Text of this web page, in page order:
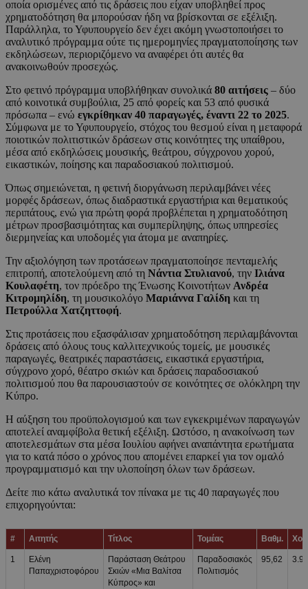
οποία ορισμένες από τις δράσεις που είχαν υποβληθεί προς
χρηματοδότηση θα μπορούσαν ήδη να βρίσκονται σε εξέλιξη.
Παράλληλα, το Υφυπουργείο δεν έχει ακόμη γνωστοποιήσει το
αναλυτικό πρόγραμμα ούτε τις ημερομηνίες πραγματοποίησης των
εκδηλώσεων, περιοριζόμενο να αναφέρει ότι αυτές θα
ανακοινωθούν προσεχώς.
Στο φετινό πρόγραμμα υποβλήθηκαν συνολικά 80 αιτήσεις – δύο
από κοινοτικά συμβούλια, 25 από φορείς και 53 από φυσικά
πρόσωπα – ενώ εγκρίθηκαν 40 παραγωγές, έναντι 22 το 2025.
Σύμφωνα με το Υφυπουργείο, στόχος του θεσμού είναι η μεταφορά
ποιοτικών πολιτιστικών δράσεων στις κοινότητες της υπαίθρου,
μέσα από εκδηλώσεις μουσικής, θεάτρου, σύγχρονου χορού,
εικαστικών, ποίησης και παραδοσιακού πολιτισμού.
Όπως σημειώνεται, η φετινή διοργάνωση περιλαμβάνει νέες
μορφές δράσεων, όπως διαδραστικά εργαστήρια και θεματικούς
περιπάτους, ενώ για πρώτη φορά προβλέπεται η χρηματοδότηση
μέτρων προσβασιμότητας και συμπερίληψης, όπως υπηρεσίες
διερμηνείας και υποδομές για άτομα με αναπηρίες.
Την αξιολόγηση των προτάσεων πραγματοποίησε πενταμελής
επιτροπή, αποτελούμενη από τη Νάντια Στυλιανού, την Ιλιάνα
Κουλαφέτη, τον πρόεδρο της Ένωσης Κοινοτήτων Ανδρέα
Κιτρομηλίδη, τη μουσικολόγο Μαριάννα Γαλίδη και τη
Πετρούλλα Χατζηττοφή.
Στις προτάσεις που εξασφάλισαν χρηματοδότηση περιλαμβάνονται
δράσεις από όλους τους καλλιτεχνικούς τομείς, με μουσικές
παραγωγές, θεατρικές παραστάσεις, εικαστικά εργαστήρια,
σύγχρονο χορό, θέατρο σκιών και δράσεις παραδοσιακού
πολιτισμού που θα παρουσιαστούν σε κοινότητες σε ολόκληρη την
Κύπρο.
Η αύξηση του προϋπολογισμού και των εγκεκριμένων παραγωγών
αποτελεί αναμφίβολα θετική εξέλιξη. Ωστόσο, η ανακοίνωση των
αποτελεσμάτων στα μέσα Ιουλίου αφήνει αναπάντητα ερωτήματα
για το κατά πόσο ο χρόνος που απομένει επαρκεί για τον ομαλό
προγραμματισμό και την υλοποίηση όλων των δράσεων.
Δείτε πιο κάτω αναλυτικά τον πίνακα με τις 40 παραγωγές που
επιχορηγούνται:
# Αιτητής Τίτλος Τομέας Βαθμ.
1
Ελένη
Παπαχριστοφόρου
Παράσταση Θεάτρου
Σκιών «Μια Βαλίτσα
Κύπρος» και
Παραδοσιακός
Πολιτισμός
95,62